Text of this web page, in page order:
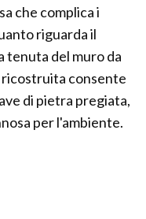
che complica i
riguarda il
tenuta del muro da
consente
di pietra pregiata,
per l'ambiente.